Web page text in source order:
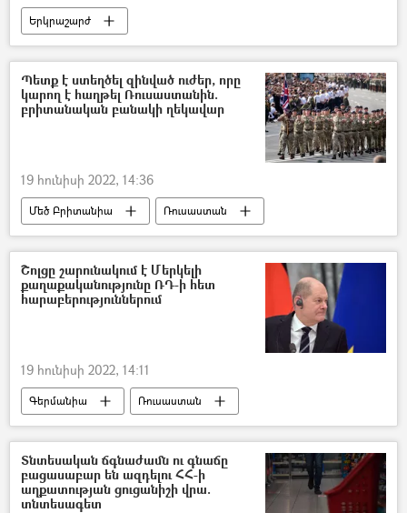
Երկրաշարժ
Վրաստանի Հանրապետություն
Ախալքալաք
Պետք է ստեղծել զինված ուժեր, որը
կարող է հաղթել Ռուսաստանին.
բրիտանական բանակի ղեկավար
19 հունիսի 2022, 14:36
Մեծ Բրիտանիա
Ռուսաստան
Բանակ
Եվրոպա Պատերազմ
Շոլցը շարունակում է Մերկելի
քաղաքականությունը ՌԴ-ի հետ
հարաբերություններում
19 հունիսի 2022, 14:11
Գերմանիա
Ռուսաստան
Օլաֆ Շոլց
Անգելա Մերկել
Տնտեսական ճգնաժամն ու գնաճը
բացասաբար են ազդելու ՀՀ-ի
աղքատության ցուցանիշի վրա.
տնտեսագետ